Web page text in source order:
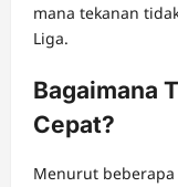
mana tekanan
Liga.
Bagaimana
Cepat?
Menurut beberapa